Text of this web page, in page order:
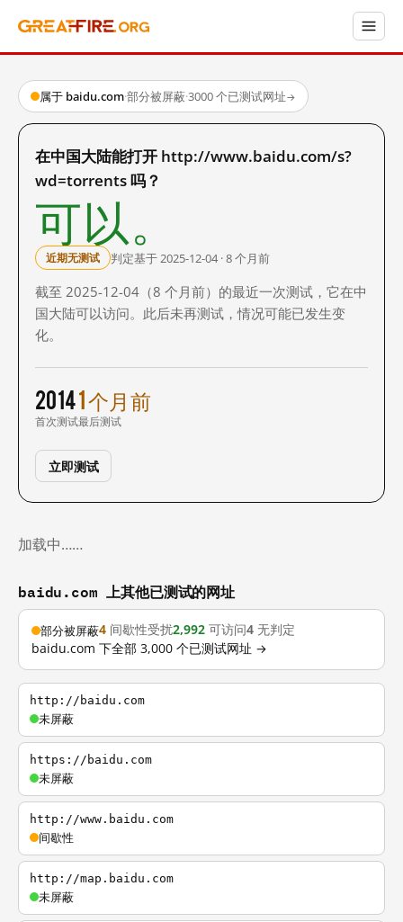
属于 baidu.com·部分被屏蔽·3000 个已测试网址→
在中国大陆能打开 http://www.baidu.com/s?
wd=torrents 吗？
可以。
近期无测试 判定基于 2025-12-04 · 8 个月前
截至 2025-12-04（8 个月前）的最近一次测试，它在中
国大陆可以访问。此后未再测试，情况可能已发生变
化。
2014
首次测试
1 个月前
最后测试
立即测试
加载中……
baidu.com 上其他已测试的网址
部分被屏蔽4 间歇性受扰2,992 可访问4 无判定
baidu.com 下全部 3,000 个已测试网址 →
http://baidu.com
未屏蔽
https://baidu.com
未屏蔽
http://www.baidu.com
间歇性
http://map.baidu.com
未屏蔽